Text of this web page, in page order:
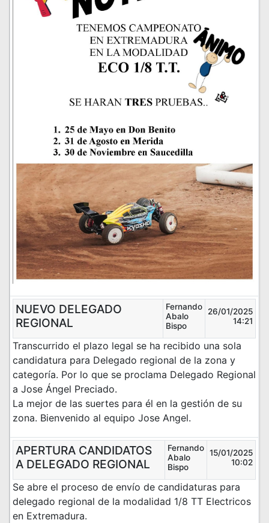
NUEVO DELEGADO
REGIONAL
Fernando
Abalo
Bispo
26/01/2025
14:21
Transcurrido el plazo legal se ha recibido una sola
candidatura para Delegado regional de la zona y
categoría. Por lo que se proclama Delegado Regional
a Jose Ángel Preciado.
La mejor de las suertes para él en la gestión de su
zona. Bienvenido al equipo Jose Angel.
APERTURA CANDIDATOS
A DELEGADO REGIONAL
Fernando
Abalo
Bispo
15/01/2025
10:02
Se abre el proceso de envío de candidaturas para
delegado regional de la modalidad 1/8 TT Electricos
en Extremadura.